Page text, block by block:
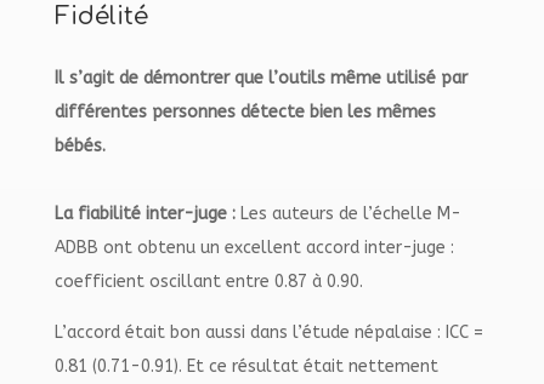
Fidélité
Il s’agit de démontrer que l’outils même utilisé par
différentes personnes détecte bien les mêmes
bébés.
La fiabilité inter-juge :Les auteurs de l’échelle M-
ADBB ont obtenu un excellent accord inter-juge :
coefficient oscillant entre 0.87 à 0.90.
L’accord était bon aussi dans l’étude népalaise : ICC =
0.81 (0.71-0.91). Et ce résultat était nettement